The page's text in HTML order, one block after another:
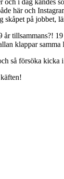
och i dag kändes
här och
på jobbet,
tillsammans?!
klappar
så försöka kicka